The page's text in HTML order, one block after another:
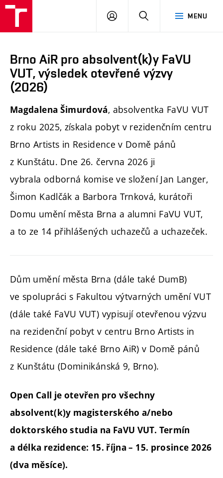
MENU
PŘIHLÁSIT
Brno AiR pro absolvent(k)y FaVU
VUT, výsledek otevřené výzvy
(2026)
Magdalena Šimurdová, absolventka FaVU VUT
z roku 2025, získala pobyt v rezidenčním centru
Brno Artists in Residence v Domě pánů
z Kunštátu. Dne 26. června 2026 ji
vybrala odborná komise ve složení Jan Langer,
Šimon Kadlčák a Barbora Trnková, kurátoři
Domu umění města Brna a alumni FaVU VUT,
a to ze 14 přihlášených uchazečů a uchazeček.
Dům umění města Brna (dále také DumB)
ve spolupráci s Fakultou výtvarných umění VUT
(dále také FaVU VUT) vypisují otevřenou výzvu
na rezidenční pobyt v centru Brno Artists in
Residence (dále také Brno AiR) v Domě pánů
z Kunštátu (Dominikánská 9, Brno).
Open Call je otevřen pro všechny
absolvent(k)y magisterského a/nebo
doktorského studia na FaVU VUT. Termín
a délka rezidence: 15. října – 15. prosince 2026
(dva měsíce).